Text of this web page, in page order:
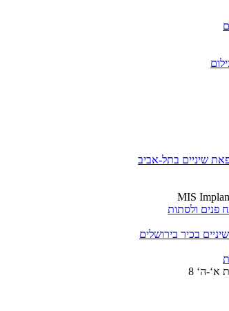
שיניים בתל-אביב
MIS
פנים ולסתות
בכיר בירושלים
ה‘ 8